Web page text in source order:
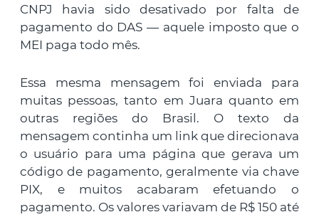
CNPJ havia sido desativado por falta de
pagamento do DAS — aquele imposto que o
MEI paga todo mês.
Essa mesma mensagem foi enviada para
muitas pessoas, tanto em Juara quanto em
outras regiões do Brasil. O texto da
mensagem continha um link que direcionava
o usuário para uma página que gerava um
código de pagamento, geralmente via chave
PIX, e muitos acabaram efetuando o
pagamento. Os valores variavam de R$ 150 até